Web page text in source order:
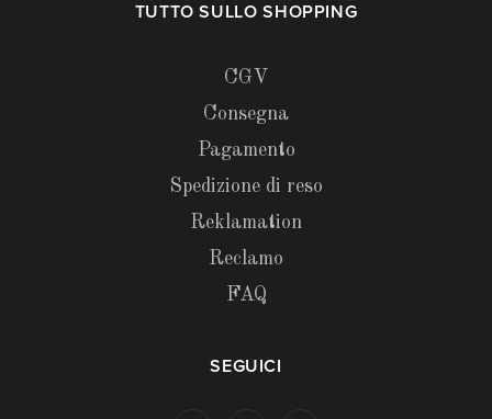
TUTTO SULLO SHOPPING
CGV
Consegna
Pagamento
Spedizione di reso
Reklamation
Reclamo
FAQ
SEGUICI